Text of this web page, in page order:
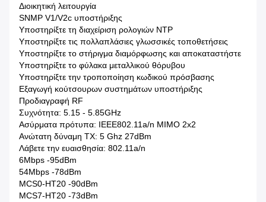
Διοικητική λειτουργία
SNMP V1/V2c υποστήριξης
Υποστηρίξτε τη διαχείριση ρολογιών NTP
Υποστηρίξτε τις πολλαπλάσιες γλωσσικές τοποθετήσεις
Υποστηρίξτε το στήριγμα διαμόρφωσης και αποκαταστήστε
Υποστηρίξτε το φύλακα μεταλλικού θόρυβου
Υποστηρίξτε την τροποποίηση κωδικού πρόσβασης
Εξαγωγή κούτσουρων συστημάτων υποστήριξης
Προδιαγραφή RF
Συχνότητα: 5.15 - 5.85GHz
Ασύρματα πρότυπα: IEEE802.11a/n MIMO 2x2
Ανώτατη δύναμη TX: 5 Ghz 27dBm
Λάβετε την ευαισθησία: 802.11a/n
6Mbps -95dBm
54Mbps -78dBm
MCS0-HT20 -90dBm
MCS7-HT20 -73dBm